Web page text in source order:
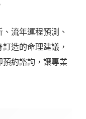
流年運程預測、
造的命理建議，
約諮詢，讓專業